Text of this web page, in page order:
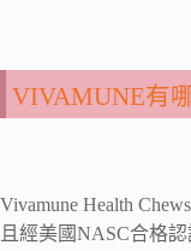
VIVAMUNE有
Vivamune Health
且經美國NASC合格